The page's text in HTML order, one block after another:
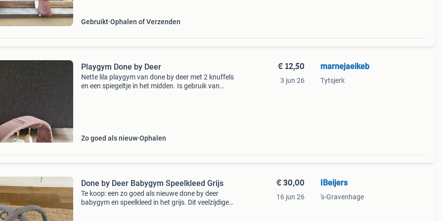
Gebruikt Ophalen of Verzenden
Playgym Done by Deer
Nette lila playgym van done by deer met 2 knuffels
en een spiegeltje in het midden. Is gebruik van
Zo goed als nieuw Ophalen
€ 12,50
3 jun 26
marnejaeikeb
Tytsjerk
Done by Deer Babygym Speelkleed Grijs
Te koop: een zo goed als nieuwe done by deer
babygym en speelkleed in het grijs. Dit veelzijdige
€ 30,00
16 jun 26
IBeijers
's-Gravenhage